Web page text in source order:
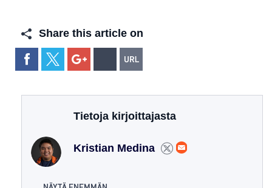
Share this article on
Tietoja kirjoittajasta
Kristian Medina